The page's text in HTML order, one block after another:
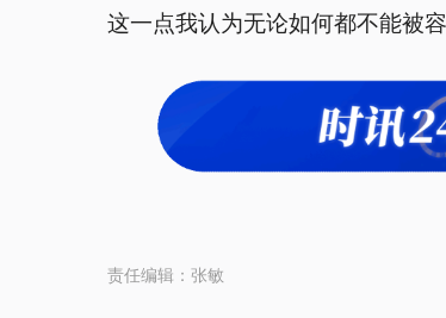
这一点我认为无论如何都不能被容
责任编辑： 张敏